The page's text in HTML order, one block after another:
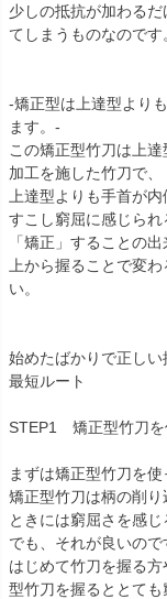
少しの抵抗が加わる
てしまうものなのです
-矯正型は上達型より
ます。-
この矯正型竹刀は上
加工を施した竹刀で、
上達型よりも手首が
すこし窮屈に感じら
「矯正」することの
上から握ることで変
い。
始めたばかりで正し
最短ルート
STEP1 矯正型竹刀を
まずは矯正型竹刀を使
矯正型竹刀は柄の削
ときには窮屈さを感じ
でも、それが良いので
はじめて竹刀を握る
型竹刀を握るととても